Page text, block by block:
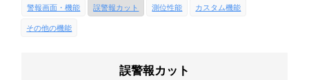
警報画面・機能 誤警報カット 測位性能 カスタム機能
その他の機能
誤警報カット